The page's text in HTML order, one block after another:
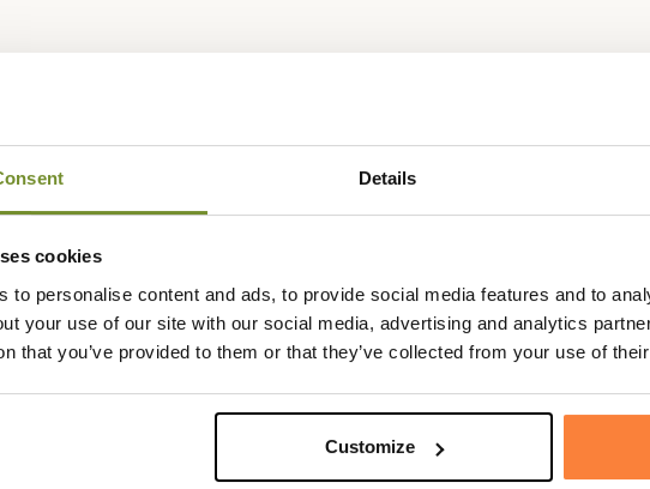
Details
cookies
to personalise content and ads, to provide social media features and to
your use of our site with our social media, advertising and analytics
that you’ve provided to them or that they’ve collected from your use of
Customize